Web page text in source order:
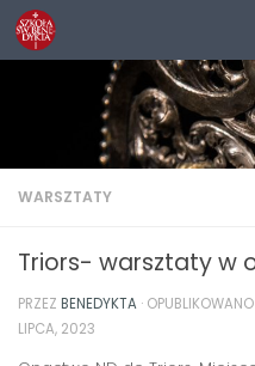
Przejdź do treści
WARSZTATY
Triors- warsztaty w
PRZEZ BENEDYKTA · OPUBLIKOWANO
LIPCA, 2023